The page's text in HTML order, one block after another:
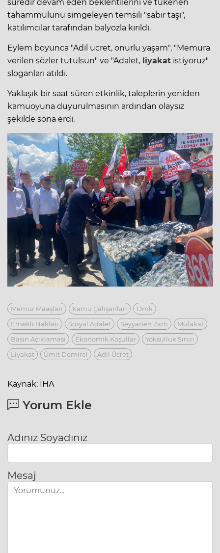
süredir devam eden beklentilerini ve tükenen
tahammülünü simgeleyen temsili "sabır taşı",
katılımcılar tarafından balyozla kırıldı.
Eylem boyunca "Adil ücret, onurlu yaşam", "Memura
verilen sözler tutulsun" ve "Adalet, liyakat istiyoruz"
sloganları atıldı.
Yaklaşık bir saat süren etkinlik, taleplerin yeniden
kamuoyuna duyurulmasının ardından olaysız
şekilde sona erdi.
Memur Maaşları Kamu Çalışanları
Dmk
Emekli Hakları
Sosyal Adalet Seyyanen Zam
Mülakat
Basın Açıklaması
Ekonomik Koşullar
Yoksulluk Sınırı
Liyakat
Ümit Demirel Adil Ücret
Kaynak: İHA
Yorum Ekle
Adınız Soyadınız
Mesaj